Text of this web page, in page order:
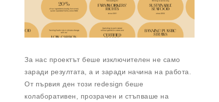
За нас проектът беше изключителен не само
заради резултата, а и заради начина на работа.
От първия ден този redesign беше
колаборативен, прозрачен и стъпваше на